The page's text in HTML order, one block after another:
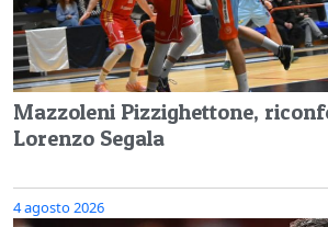
Mazzoleni Pizzighettone,
Lorenzo Segala
4 agosto 2026